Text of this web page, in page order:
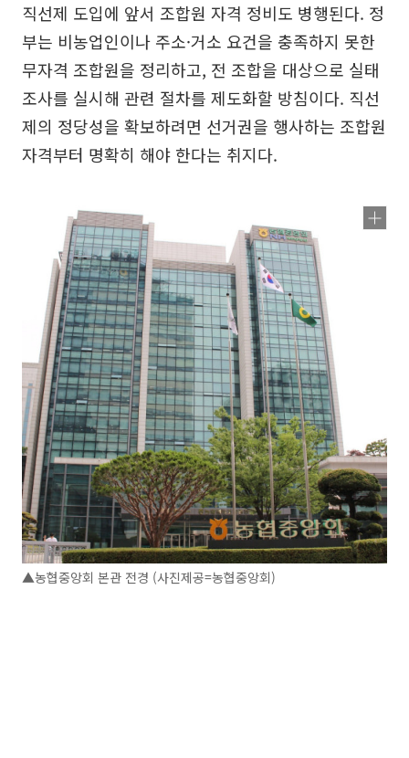
직선제 도입에 앞서 조합원 자격 정비도 병행된다. 정
부는 비농업인이나 주소·거소 요건을 충족하지 못한
무자격 조합원을 정리하고, 전 조합을 대상으로 실태
조사를 실시해 관련 절차를 제도화할 방침이다. 직선
제의 정당성을 확보하려면 선거권을 행사하는 조합원
자격부터 명확히 해야 한다는 취지다.
▲농협중앙회 본관 전경 (사진제공=농협중앙회)